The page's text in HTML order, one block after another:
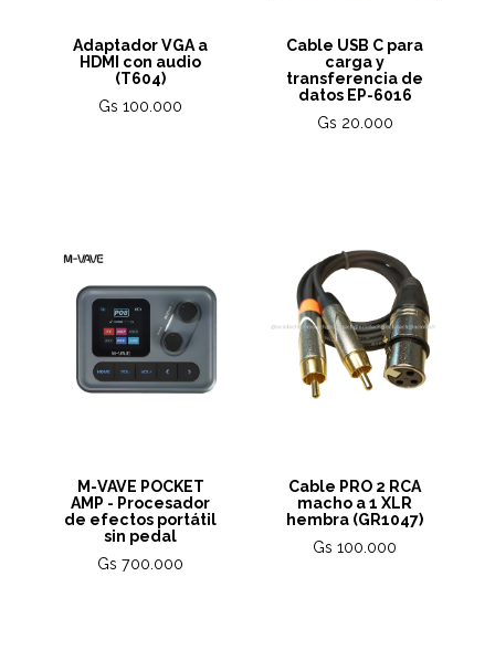
Adaptador VGA a
HDMI con audio
(T604)
Gs 100.000
Cable USB C para
carga y
transferencia de
datos EP-6016
Gs 20.000
M-VAVE POCKET
AMP - Procesador
de efectos portátil
sin pedal
Gs 700.000
Cable PRO 2 RCA
macho a 1 XLR
hembra (GR1047)
Gs 100.000